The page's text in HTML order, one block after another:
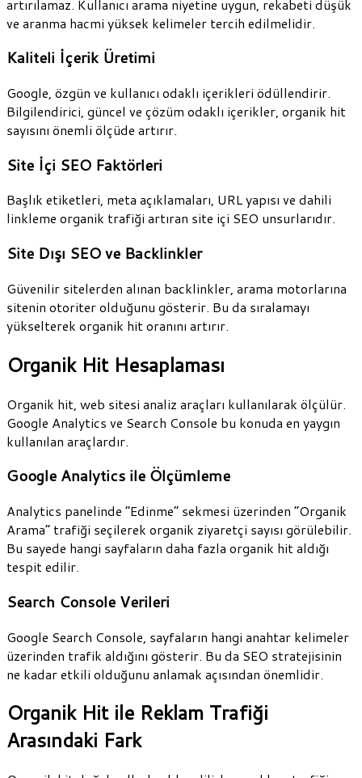
artırılamaz. Kullanıcı arama niyetine uygun, rekabeti düşük
ve aranma hacmi yüksek kelimeler tercih edilmelidir.
Kaliteli İçerik Üretimi
Google, özgün ve kullanıcı odaklı içerikleri ödüllendirir.
Bilgilendirici, güncel ve çözüm odaklı içerikler, organik hit
sayısını önemli ölçüde artırır.
Site İçi SEO Faktörleri
Başlık etiketleri, meta açıklamaları, URL yapısı ve dahili
linkleme organik trafiği artıran site içi SEO unsurlarıdır.
Site Dışı SEO ve Backlinkler
Güvenilir sitelerden alınan backlinkler, arama motorlarına
sitenin otoriter olduğunu gösterir. Bu da sıralamayı
yükselterek organik hit oranını artırır.
Organik Hit Hesaplaması
Organik hit, web sitesi analiz araçları kullanılarak ölçülür.
Google Analytics ve Search Console bu konuda en yaygın
kullanılan araçlardır.
Google Analytics ile Ölçümleme
Analytics panelinde “Edinme” sekmesi üzerinden “Organik
Arama” trafiği seçilerek organik ziyaretçi sayısı görülebilir.
Bu sayede hangi sayfaların daha fazla organik hit aldığı
tespit edilir.
Search Console Verileri
Google Search Console, sayfaların hangi anahtar kelimeler
üzerinden trafik aldığını gösterir. Bu da SEO stratejisinin
ne kadar etkili olduğunu anlamak açısından önemlidir.
Organik Hit ile Reklam Trafiği
Arasındaki Fark